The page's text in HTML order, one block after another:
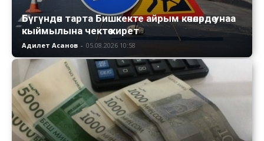
Бүгүндөн тарта Бишкекте айрым көчөлөрдө унаа
кыймылына чектөө кирет
Адилет Асанов - 05.08.2026 10:58